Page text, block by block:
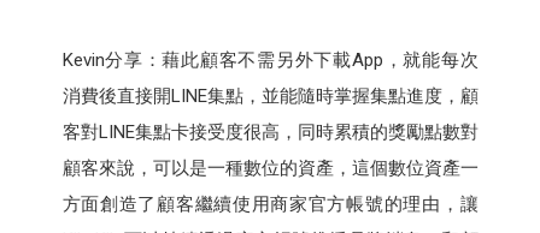
Kevin分享：藉此顧客不需另外下載App，就能每次
消費後直接開LINE集點，並能隨時掌握集點進度，顧
客對LINE集點卡接受度很高，同時累積的獎勵點數對
顧客來說，可以是一種數位的資產，這個數位資產一
方面創造了顧客繼續使用商家官方帳號的理由，讓